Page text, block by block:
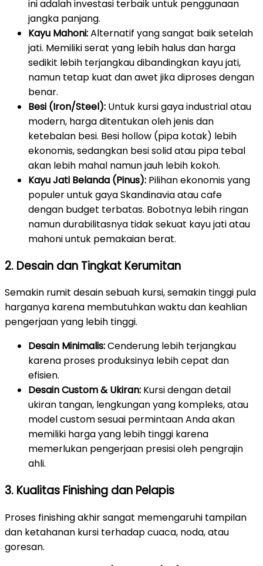
ini adalah investasi terbaik untuk penggunaan
jangka panjang.
Kayu Mahoni:Alternatif yang sangat baik setelah
jati. Memiliki serat yang lebih halus dan harga
sedikit lebih terjangkau dibandingkan kayu jati,
namun tetap kuat dan awet jika diproses dengan
benar.
Besi (Iron/Steel): Untuk kursi gaya industrial atau
modern, harga ditentukan oleh jenis dan
ketebalan besi. Besi hollow (pipa kotak) lebih
ekonomis, sedangkan besi solid atau pipa tebal
akan lebih mahal namun jauh lebih kokoh.
Kayu Jati Belanda (Pinus): Pilihan ekonomis yang
populer untuk gaya Skandinavia atau cafe
dengan budget terbatas. Bobotnya lebih ringan
namun durabilitasnya tidak sekuat kayu jati atau
mahoni untuk pemakaian berat.
2. Desain dan Tingkat Kerumitan
Semakin rumit desain sebuah kursi, semakin tinggi pula
harganya karena membutuhkan waktu dan keahlian
pengerjaan yang lebih tinggi.
Desain Minimalis:Cenderung lebih terjangkau
karena proses produksinya lebih cepat dan
efisien.
Desain Custom & Ukiran: Kursi dengan detail
ukiran tangan, lengkungan yang kompleks, atau
model custom sesuai permintaan Anda akan
memiliki harga yang lebih tinggi karena
memerlukan pengerjaan presisi oleh pengrajin
ahli.
3. Kualitas Finishing dan Pelapis
Proses finishing akhir sangat memengaruhi tampilan
dan ketahanan kursi terhadap cuaca, noda, atau
goresan.